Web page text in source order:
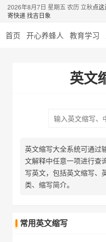
2026年8月7日 星期五 农历 立秋点
寄快递 找吉日象
首页 开心养蜂人 教育学习
英文
英文缩写大全系统可通过
文解释中任意一项进行查
写英文，包括英文缩写、
类、缩写简介。
常用英文缩写